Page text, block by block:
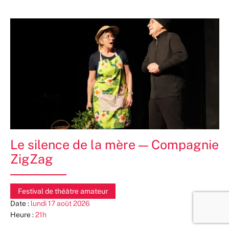
Le silence de la mère — Compagnie
ZigZag
Festival de théâtre amateur
Date : lundi 17 août 2026
Heure :21h